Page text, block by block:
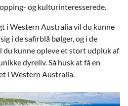
og kulturinteresserede.
i Western Australia vil du kunne
i de safirblå bølger, og i de
kunne opleve et stort udpluk af
dyreliv. Så husk at få en
i Western Australia.